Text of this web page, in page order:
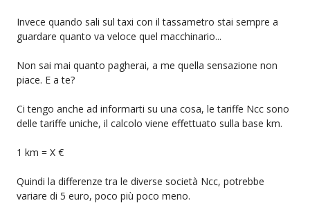
Invece quando sali sul taxi con il tassametro stai sempre a
guardare quanto va veloce quel macchinario...
Non sai mai quanto pagherai, a me quella sensazione non
piace. E a te?
Ci tengo anche ad informarti su una cosa, le tariffe Ncc sono
delle tariffe uniche, il calcolo viene effettuato sulla base km.
1 km = X €
Quindi la differenze tra le diverse società Ncc, potrebbe
variare di 5 euro, poco più poco meno.